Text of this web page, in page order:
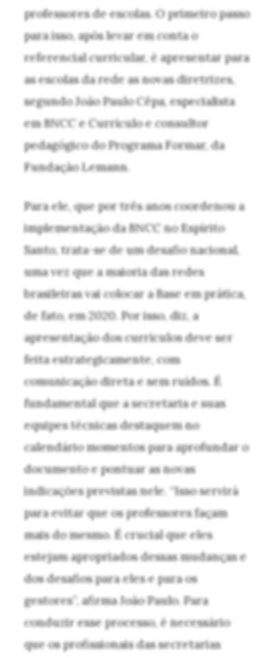
professores de escolas. O primeiro passo
para isso, após levar em conta o
referencial curricular, é apresentar para
as escolas da rede as novas diretrizes,
segundo João Paulo Cêpa, especialista
em BNCC e Currículo e consultor
pedagógico do Programa Formar, da
Fundação Lemann.
Para ele, que por três anos coordenou a
implementação da BNCC no Espírito
Santo, trata-se de um desafio nacional,
uma vez que a maioria das redes
brasileiras vai colocar a Base em prática,
de fato, em 2020. Por isso, diz, a
apresentação dos currículos deve ser
feita estrategicamente, com
comunicação direta e sem ruídos. É
fundamental que a secretaria e suas
equipes técnicas destaquem no
calendário momentos para aprofundar o
documento e pontuar as novas
indicações previstas nele. “Isso servirá
para evitar que os professores façam
mais do mesmo. É crucial que eles
estejam apropriados dessas mudanças e
dos desafios para eles e para os
gestores”, afirma João Paulo. Para
conduzir esse processo, é necessário
que os profissionais das secretarias